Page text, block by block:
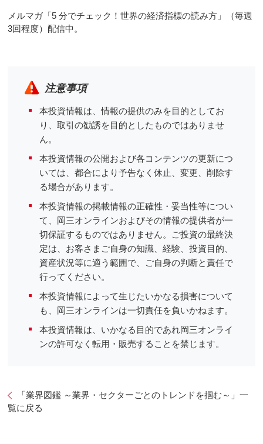
メルマガ「5 分でチェック！世界の経済指標の読み方」（毎週
3回程度）配信中。
注意事項
本投資情報は、情報の提供のみを目的としてお
り、取引の勧誘を目的としたものではありませ
ん。
本投資情報の公開および各コンテンツの更新につ
いては、都合により予告なく休止、変更、削除す
る場合があります。
本投資情報の掲載情報の正確性・妥当性等につい
て、岡三オンラインおよびその情報の提供者が一
切保証するものではありません。ご投資の最終決
定は、お客さまご自身の知識、経験、投資目的、
資産状況等に適う範囲で、ご自身の判断と責任で
行ってください。
本投資情報によって生じたいかなる損害について
も、岡三オンラインは一切責任を負いかねます。
本投資情報は、いかなる目的であれ岡三オンライ
ンの許可なく転用・販売することを禁じます。
「業界図鑑 ～業界・セクターごとのトレンドを掴む～」一
覧に戻る